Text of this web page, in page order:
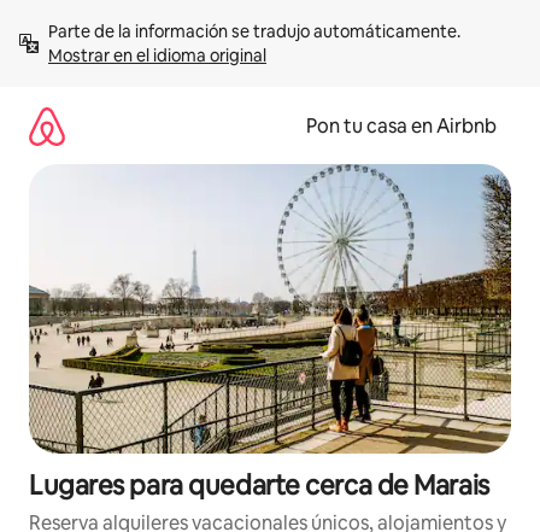
contenidoMostrar en el idioma original
Pon tu casa en Airbnb
Lugares para quedarte cerca de Marais
Reserva alquileres vacacionales únicos, alojamientos y